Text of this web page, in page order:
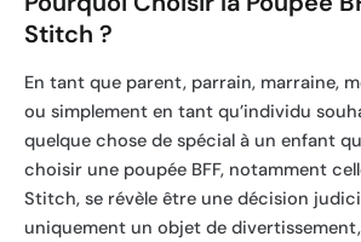
Stitch ?
En tant que parent, parrain, marraine,
ou simplement en tant qu’individu
quelque chose de spécial à un enfant
choisir une poupée BFF, notamment
Stitch, se révèle être une décision
uniquement un objet de